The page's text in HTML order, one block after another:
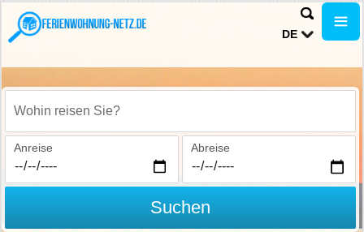
DE
Wohin reisen Sie?
Anreise Abreise
Suchen